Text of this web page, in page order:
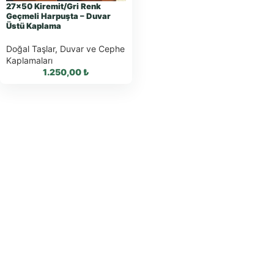
27×50 Kiremit/Gri Renk
Geçmeli Harpuşta – Duvar
Üstü Kaplama
Doğal Taşlar, Duvar ve Cephe
Kaplamaları
1.250,00₺